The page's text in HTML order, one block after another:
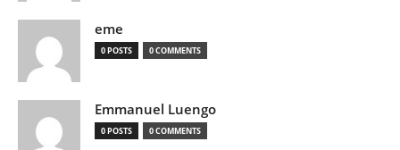
eme
0 POSTS 0 COMMENTS
Emmanuel Luengo
0 POSTS 0 COMMENTS